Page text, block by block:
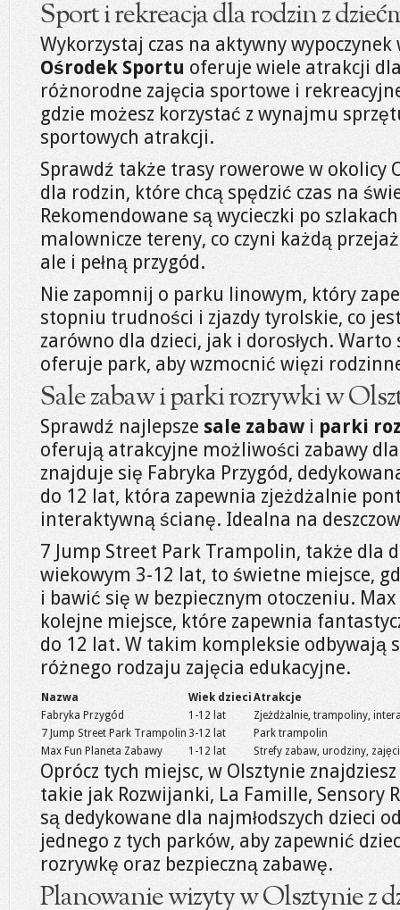
Sport i rekreacja dla rodzin z
Wykorzystaj czas na aktywny
Ośrodek Sportu oferuje wiele atrakcji
różnorodne zajęcia sportowe i
gdzie możesz korzystać z wynajmu
sportowych atrakcji.
Sprawdź także trasy rowerowe w okolicy
dla rodzin, które chcą spędzić czas na
Rekomendowane są wycieczki po
malownicze tereny, co czyni każdą
ale i pełną przygód.
Nie zapomnij o parku linowym, który
stopniu trudności i zjazdy tyrolskie, co
zarówno dla dzieci, jak i dorosłych.
oferuje park, aby wzmocnić więzi
Sale zabaw i parki rozrywki w
Sprawdź najlepsze sale zabaw i parki
oferują atrakcyjne możliwości zabawy
znajduje się Fabryka Przygód,
do 12 lat, która zapewnia zjeżdżalnie
interaktywną ścianę. Idealna na
7 Jump Street Park Trampolin, także dla
wiekowym 3-12 lat, to świetne miejsce,
i bawić się w bezpiecznym otoczeniu.
kolejne miejsce, które zapewnia
do 12 lat. W takim kompleksie odbywają
różnego rodzaju zajęcia edukacyjne.
Nazwa Wiek dzieci Atrakcje
Fabryka Przygód
1-12 lat
Zjeżdżalnie, trampoliny,
7 Jump Street Park Trampolin 3-12 lat
Park trampolin
Max Fun Planeta Zabawy
1-12 lat Strefy zabaw, urodziny,
Oprócz tych miejsc, w Olsztynie
takie jak Rozwijanki, La Famille, Sensory
są dedykowane dla najmłodszych dzieci
jednego z tych parków, aby zapewnić
rozrywkę oraz bezpieczną zabawę.
Planowanie wizyty w Olsztynie z